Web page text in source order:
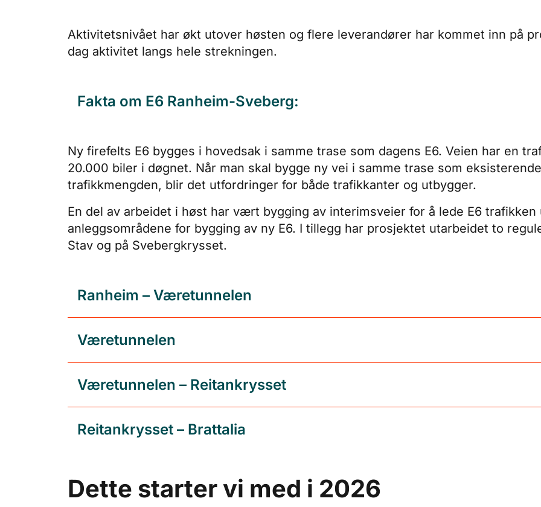
Aktivitetsnivået har økt utover høsten og flere leverandører har kommet inn på
dag aktivitet langs hele strekningen.
Fakta om E6 Ranheim-Sveberg:
Ny firefelts E6 bygges i hovedsak i samme trase som dagens E6. Veien har en
20.000 biler i døgnet. Når man skal bygge ny vei i samme trase som
trafikkmengden, blir det utfordringer for både trafikkanter og utbygger.
En del av arbeidet i høst har vært bygging av interimsveier for å lede E6 trafikken
anleggsområdene for bygging av ny E6. I tillegg har prosjektet utarbeidet to
Stav og på Svebergkrysset.
Ranheim – Væretunnelen
Væretunnelen
Væretunnelen – Reitankrysset
Reitankrysset – Brattalia
Dette starter vi med i 2026